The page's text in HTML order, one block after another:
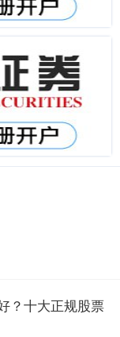
？十大正规股票